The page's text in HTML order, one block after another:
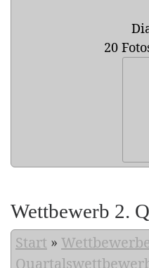
20
Wettbewerb 2.
Start »